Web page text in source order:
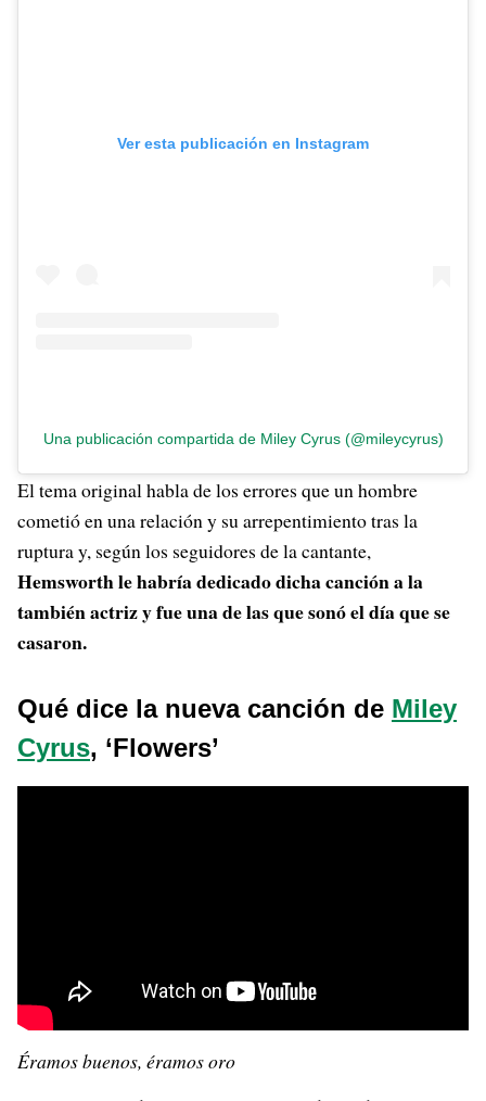
Ver esta publicación en Instagram
Una publicación compartida de Miley Cyrus (@mileycyrus)
El tema original habla de los errores que un hombre
cometió en una relación y su arrepentimiento tras la
ruptura y, según los seguidores de la cantante,
Hemsworth le habría dedicado dicha canción a la
también actriz y fue una de las que sonó el día que se
casaron.
Qué dice la nueva canción de Miley
Cyrus, ‘Flowers’
Éramos buenos, éramos oro